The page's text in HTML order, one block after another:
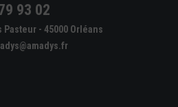
93 02
Pasteur - 45000 Orléans